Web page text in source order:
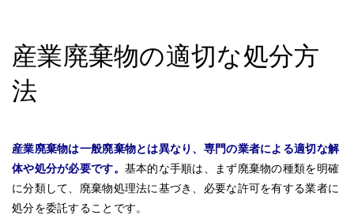
産業廃棄物の適切な処分方
法
産業廃棄物は一般廃棄物とは異なり、専門の業者による適切な解
体や処分が必要です。 基本的な手順は、まず廃棄物の種類を明確
に分類して、廃棄物処理法に基づき、必要な許可を有する業者に
処分を委託することです。